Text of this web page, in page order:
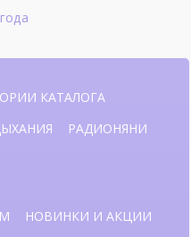
КАТАЛОГА
РАДИОНЯНИ
НОВИНКИ И АКЦИИ